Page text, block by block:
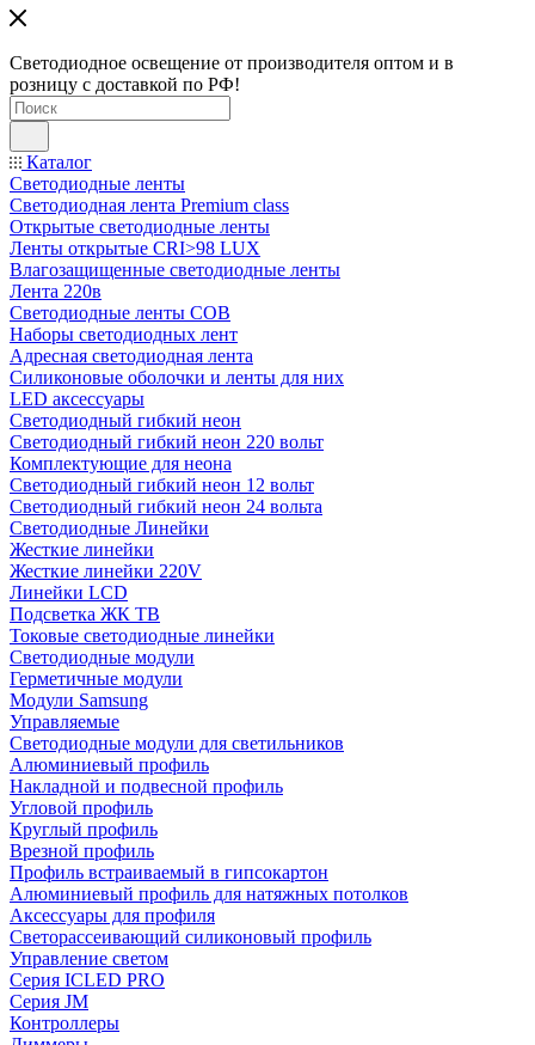
Светодиодное освещение от производителя оптом и в
розницу с доставкой по РФ!
Каталог
Светодиодные ленты
Светодиодная лента Premium class
Открытые светодиодные ленты
Ленты открытые CRI>98 LUX
Влагозащищенные светодиодные ленты
Лента 220в
Светодиодные ленты COB
Наборы светодиодных лент
Адресная светодиодная лента
Силиконовые оболочки и ленты для них
LED аксессуары
Светодиодный гибкий неон
Светодиодный гибкий неон 220 вольт
Комплектующие для неона
Светодиодный гибкий неон 12 вольт
Светодиодный гибкий неон 24 вольта
Светодиодные Линейки
Жесткие линейки
Жесткие линейки 220V
Линейки LCD
Подсветка ЖК ТВ
Токовые светодиодные линейки
Светодиодные модули
Герметичные модули
Модули Samsung
Управляемые
Светодиодные модули для светильников
Алюминиевый профиль
Накладной и подвесной профиль
Угловой профиль
Круглый профиль
Врезной профиль
Профиль встраиваемый в гипсокартон
Алюминиевый профиль для натяжных потолков
Аксессуары для профиля
Светорассеивающий силиконовый профиль
Управление светом
Серия ICLED PRO
Серия JM
Контроллеры